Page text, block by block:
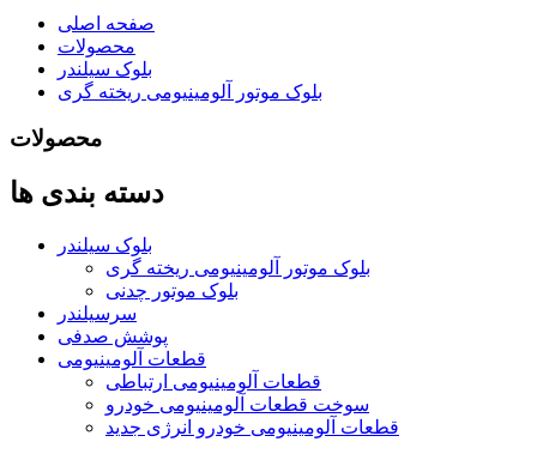
صفحه اصلی
محصولات
بلوک سیلندر
بلوک موتور آلومینیومی ریخته گری
محصولات
دسته بندی ها
بلوک سیلندر
بلوک موتور آلومینیومی ریخته گری
بلوک موتور چدنی
سرسیلندر
پوشش صدفی
قطعات آلومینیومی
قطعات آلومینیومی ارتباطی
سوخت قطعات آلومینیومی خودرو
قطعات آلومینیومی خودرو انرژی جدید